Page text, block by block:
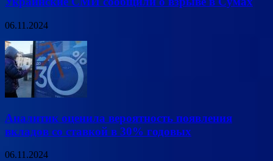
06.11.2024
Аналитик оценила вероятность появления
вкладов со ставкой в 30% годовых
06.11.2024